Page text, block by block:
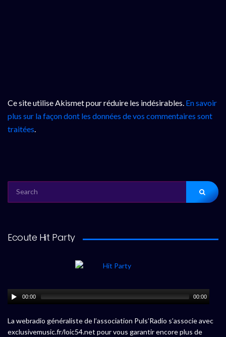
Ce site utilise Akismet pour réduire les indésirables. En savoir
plus sur la façon dont les données de vos commentaires sont
traitées.
FOR:
Ecoute Hit Party
00:00 00:00
La webradio généraliste de l’association Puls’Radio s’associe avec
exclusivemusic.fr/loic54.net pour vous garantir encore plus de